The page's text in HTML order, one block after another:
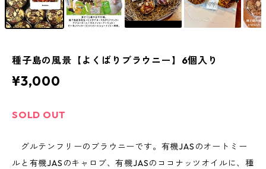
種子島の風景【よくばりブラウニー】6個入り
¥3,000
SOLD OUT
グルテンフリーのブラウニーです。有機JASのオートミー
ルと有機JASのキャロブ、有機JASのココナッツオイルに、種